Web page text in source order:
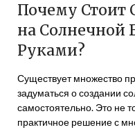
Почему Стоит
на Солнечной
Руками?
Существует множество
задуматься о создании
самостоятельно. Это не
практичное решение с